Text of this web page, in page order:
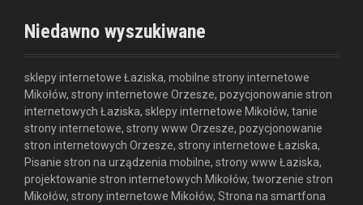
Niedawno wyszukiwane
sklepy internetowe Łaziska, mobilne strony internetowe
Mikołów, strony internetowe Orzesze, pozycjonowanie stron
internetowych Łaziska, sklepy internetowe Mikołów, tanie
strony internetowe, strony www Orzesze, pozycjonowanie
stron internetowych Orzesze, strony internetowe Łaziska,
Pisanie stron na urządzenia mobilne, strony www Łaziska,
projektowanie stron internetowych Mikołów, tworzenie stron
Mikołów, strony internetowe Mikołów, Strona na smartfona